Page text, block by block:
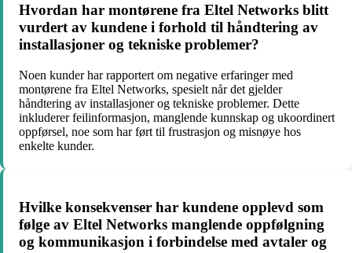
Hvordan har montørene fra Eltel Networks blitt
vurdert av kundene i forhold til håndtering av
installasjoner og tekniske problemer?
Noen kunder har rapportert om negative erfaringer med
montørene fra Eltel Networks, spesielt når det gjelder
håndtering av installasjoner og tekniske problemer. Dette
inkluderer feilinformasjon, manglende kunnskap og ukoordinert
oppførsel, noe som har ført til frustrasjon og misnøye hos
enkelte kunder.
Hvilke konsekvenser har kundene opplevd som
følge av Eltel Networks manglende oppfølgning
og kommunikasjon i forbindelse med avtaler og